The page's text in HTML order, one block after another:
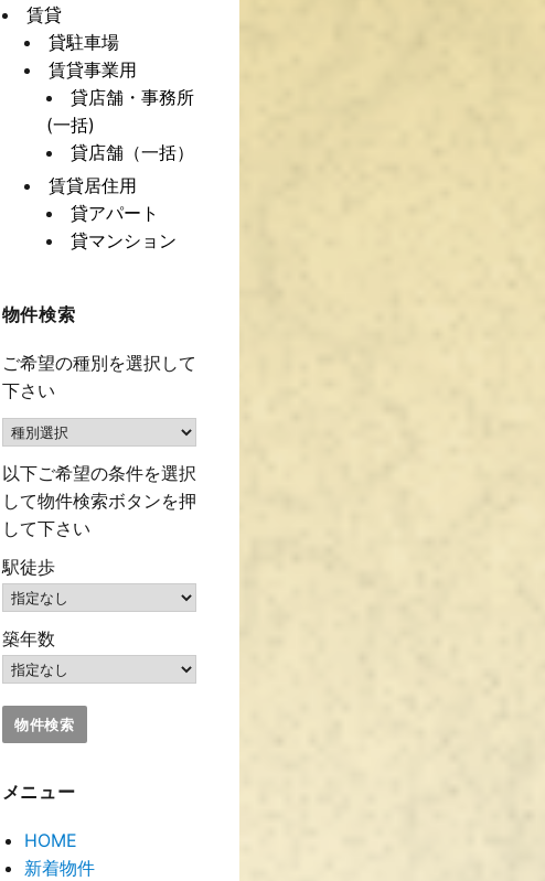
賃貸
貸駐車場
賃貸事業用
貸店舗・事務所
(一括)
貸店舗（一括）
賃貸居住用
貸アパート
貸マンション
物件検索
ご希望の種別を選択して
下さい
以下ご希望の条件を選択
して物件検索ボタンを押
して下さい
駅徒歩
築年数
メニュー
HOME
新着物件